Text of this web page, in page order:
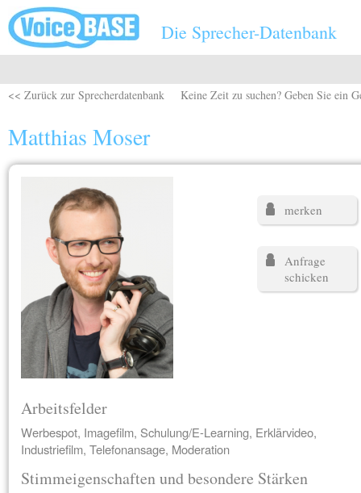
Direkt zum Inhalt
Die Sprecher-Datenbank
<< Zurück zur Sprecherdatenbank Keine Zeit zu suchen? Geben Sie ein
Matthias Moser
merken
Anfrage
schicken
Arbeitsfelder
Werbespot, Imagefilm, Schulung/E-Learning, Erklärvideo,
Industriefilm, Telefonansage, Moderation
Stimmeigenschaften und besondere Stärken